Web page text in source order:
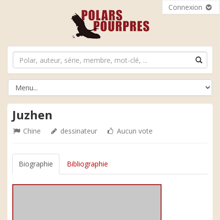
Connexion
Juzhen
Chine dessinateur Aucun vote
Biographie Bibliographie